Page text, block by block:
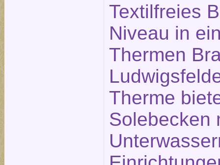
Textilfreies
Niveau in
Thermen
Therme
Solebecken